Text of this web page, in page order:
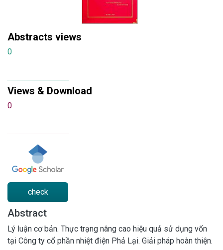
Abstracts views
0
Views & Download
0
check
Abstract
Lý luận cơ bản. Thực trạng nâng cao hiệu quả sử dụng vốn
tại Công ty cổ phần nhiệt điện Phả Lại. Giải pháp hoàn thiện.